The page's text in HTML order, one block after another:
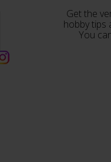
Get the
hobby tips
You